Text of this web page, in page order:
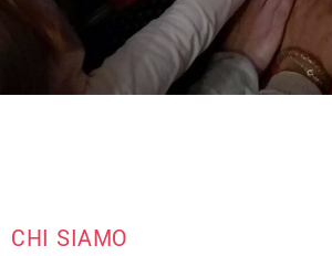
CHI SIAMO